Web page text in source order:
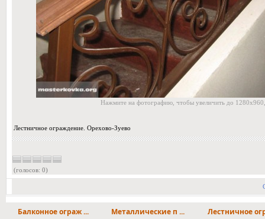
Нажмите на фотографию, чтобы увеличить до
Лестничное ограждение. Орехово-Зуево
(голосов: 0)
Балконное ограж ... Металлические п ... Лестничное